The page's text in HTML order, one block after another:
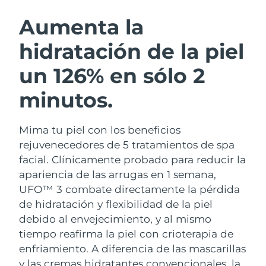
Aumenta la
hidratación de la piel
un 126% en sólo 2
minutos.
Mima tu piel con los beneficios
rejuvenecedores de 5 tratamientos de spa
facial. Clínicamente probado para reducir la
apariencia de las arrugas en 1 semana,
UFO™ 3 combate directamente la pérdida
de hidratación y flexibilidad de la piel
debido al envejecimiento, y al mismo
tiempo reafirma la piel con crioterapia de
enfriamiento. A diferencia de las mascarillas
y las cremas hidratantes convencionales, la
Limpieza facial
LUNA™ 4 pack
Anti-aging massage
LUNA™ 4 Plus
Massage, LED heating
LUNA™ 4 Men
For men, anti-aging massage
Lifting facial
BEAR™ 2 pack
Microcurrent toning
BEAR™ 2 go
Microcurrent toning on-the-go
BEAR™ 2 eyes & lips
Microcurrent line smoothing device
Hidratación
UFO™ 3 pack
Deep facial hydration
UFO™ 3 LED
Near-infrared and red light therapy
device
Cuidado bucal
issa™ 4
Hybrid silicone sonic toothbrush
issa™ 4 plus
Smart hybrid silicone sonic toothbrush
TRATAMIENTO ANTIEDAD FAQ™
Antiedad Tratamientos LED
NEW
Austria
Baréin Entrega prevista 8/11/26
Bélgica Entrega prevista
Bermudas
Bosnia y Herzegovina Entrega prevista
Brunéi Entrega prevista 8/15/26
Bulgaria Entrega prevista8/10/26
Canadá Entrega prevista
Chile Entrega prevista